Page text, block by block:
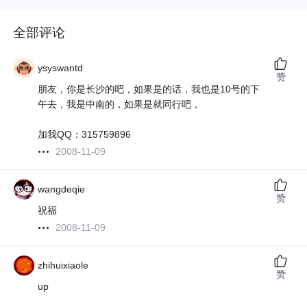
全部评论
ysyswantd
朋友，你是长沙的吧，如果是的话，我也是10号的下
午去，我是中南的，如果是就同行吧，
加我QQ：315759896
2008-11-09
赞
wangdeqie
祝福
2008-11-09
赞
zhihuixiaole
up
赞